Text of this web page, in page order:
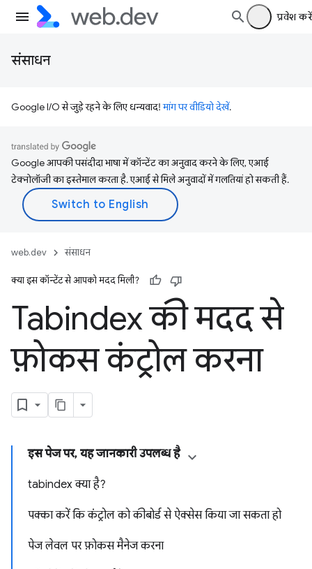
प्रवेश करें
संसाधन
Google I/O से जुड़े रहने के लिए धन्यवाद!मांग पर वीडियो देखें.
Google आपकी पसंदीदा भाषा में कॉन्टेंट का अनुवाद करने के लिए, एआई
टेक्नोलॉजी का इस्तेमाल करता है. एआई से मिले अनुवादों में गलतियां हो सकती हैं.
web.dev संसाधन
क्या इस कॉन्टेंट से आपको मदद मिली?
Tabindex की मदद से
फ़ोकस कंट्रोल करना
इस पेज पर, यह जानकारी उपलब्ध है
tabindex क्या है?
पक्का करें कि कंट्रोल को कीबोर्ड से ऐक्सेस किया जा सकता हो
पेज लेवल पर फ़ोकस मैनेज करना